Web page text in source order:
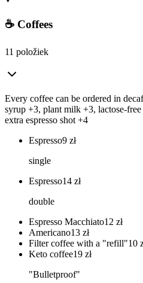
☕ Coffees
11 položiek
Every coffee can be ordered in
syrup +3, plant milk +3, lactose-
extra espresso shot +4
Espresso9 zł
single
Espresso14 zł
double
Espresso Macchiato12 zł
Americano13 zł
Filter coffee with a "refill"10
Keto coffee19 zł
"Bulletproof"